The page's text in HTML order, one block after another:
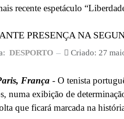
recente espetáculo
PRESENÇA NA
DESPORTO Criado: 27
França - O tenista
numa exibição de
que ficará marcada na